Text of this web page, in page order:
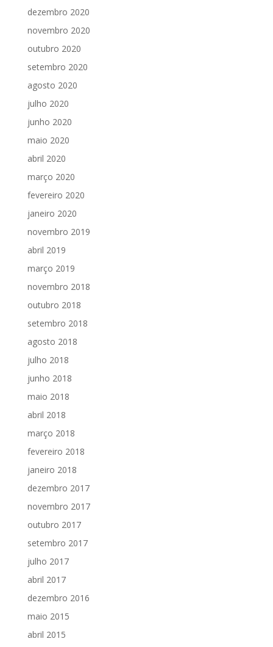
dezembro 2020
novembro 2020
outubro 2020
setembro 2020
agosto 2020
julho 2020
junho 2020
maio 2020
abril 2020
março 2020
fevereiro 2020
janeiro 2020
novembro 2019
abril 2019
março 2019
novembro 2018
outubro 2018
setembro 2018
agosto 2018
julho 2018
junho 2018
maio 2018
abril 2018
março 2018
fevereiro 2018
janeiro 2018
dezembro 2017
novembro 2017
outubro 2017
setembro 2017
julho 2017
abril 2017
dezembro 2016
maio 2015
abril 2015